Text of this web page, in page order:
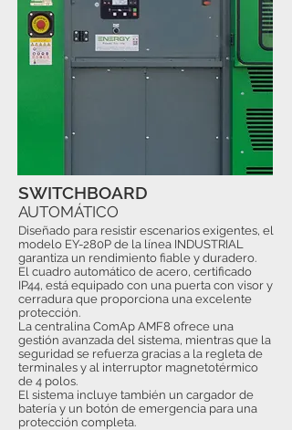
Diseñado para resistir escenarios exigentes, el
modelo EY-280P de la línea INDUSTRIAL
garantiza un rendimiento fiable y duradero.
El cuadro automático de acero, certificado
IP44, está equipado con una puerta con visor y
cerradura que proporciona una excelente
protección.
La centralina ComAp AMF8 ofrece una
gestión avanzada del sistema, mientras que la
seguridad se refuerza gracias a la regleta de
terminales y al interruptor magnetotérmico
de 4 polos.
El sistema incluye también un cargador de
batería y un botón de emergencia para una
protección completa.
SWITCHBOARD
AUTOMÁTICO